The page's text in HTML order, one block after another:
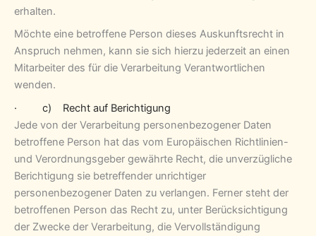
erhalten.
Möchte eine betroffene Person dieses Auskunftsrecht in
Anspruch nehmen, kann sie sich hierzu jederzeit an einen
Mitarbeiter des für die Verarbeitung Verantwortlichen
wenden.
· c) Recht auf Berichtigung
Jede von der Verarbeitung personenbezogener Daten
betroffene Person hat das vom Europäischen Richtlinien-
und Verordnungsgeber gewährte Recht, die unverzügliche
Berichtigung sie betreffender unrichtiger
personenbezogener Daten zu verlangen. Ferner steht der
betroffenen Person das Recht zu, unter Berücksichtigung
der Zwecke der Verarbeitung, die Vervollständigung